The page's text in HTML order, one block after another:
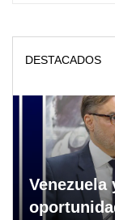
DESTACADOS
Venezuela